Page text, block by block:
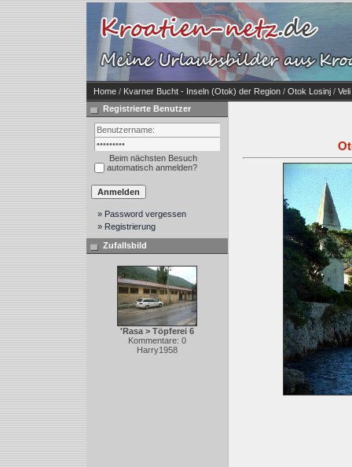
Home / Kvarner Bucht - Inseln (Otok) der Region / Otok Losinj /
Registrierte Benutzer
Beim nächsten Besuch
automatisch anmelden?
» Password vergessen
» Registrierung
Zufallsbild
'Rasa > Töpferei 6
Kommentare: 0
Harry1958